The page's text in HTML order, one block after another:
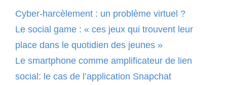
Cyber-harcèlement : un problème virtuel ?
Le social game : « ces jeux qui trouvent leur
place dans le quotidien des jeunes »
Le smartphone comme amplificateur de lien
social: le cas de l’application Snapchat